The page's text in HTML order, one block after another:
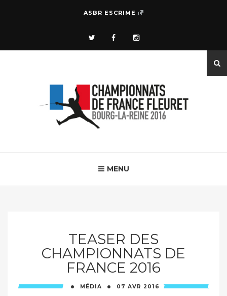
ASBR ESCRIME
MENU
TEASER DES
CHAMPIONNATS DE
FRANCE 2016
· MÉDIA · 07 AVR 2016